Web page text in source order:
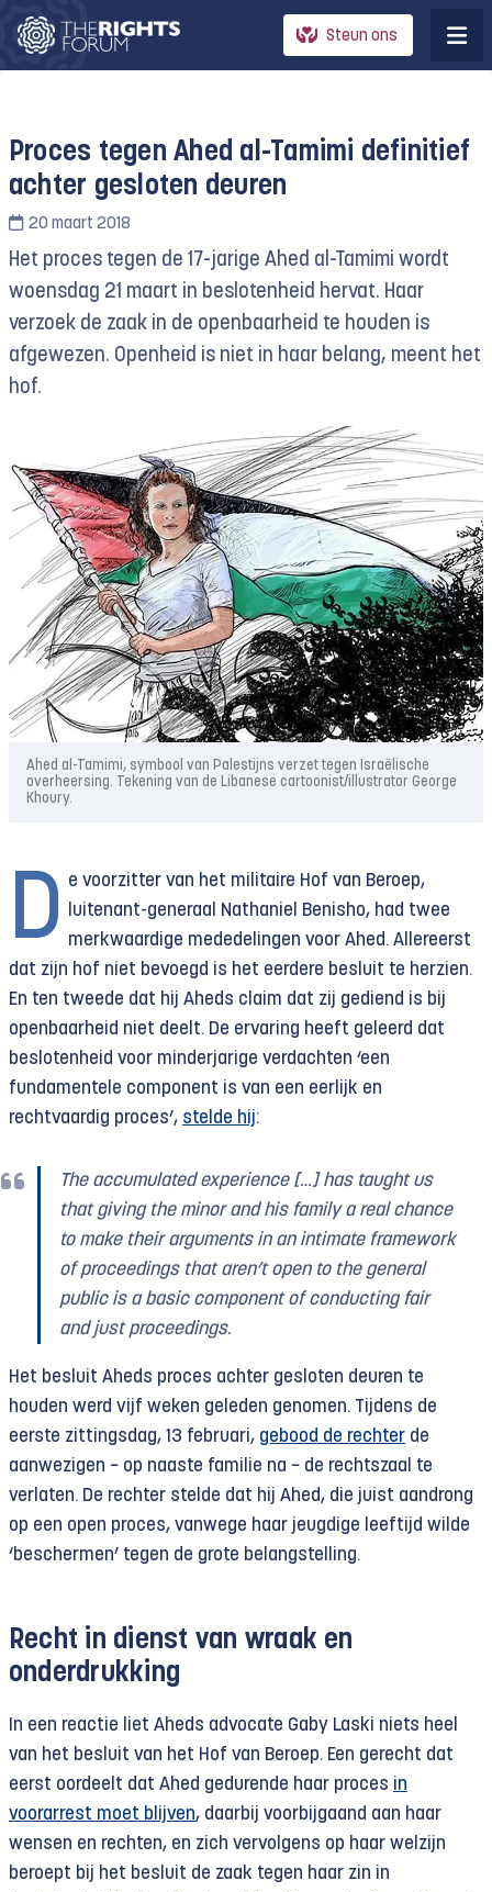
Steun ons
Proces tegen Ahed al-Tamimi definitief
achter gesloten deuren
20 maart 2018
Het proces tegen de 17-jarige Ahed al-Tamimi wordt
woensdag 21 maart in beslotenheid hervat. Haar
verzoek de zaak in de openbaarheid te houden is
afgewezen. Openheid is niet in haar belang, meent het
hof.
Ahed al-Tamimi, symbool van Palestijns verzet tegen Israëlische
overheersing. Tekening van de Libanese cartoonist/illustrator George
Khoury.
D e voorzitter van het militaire Hof van Beroep,
luitenant-generaal Nathaniel Benisho, had twee
merkwaardige mededelingen voor Ahed. Allereerst
dat zijn hof niet bevoegd is het eerdere besluit te herzien.
En ten tweede dat hij Aheds claim dat zij gediend is bij
openbaarheid niet deelt. De ervaring heeft geleerd dat
beslotenheid voor minderjarige verdachten ‘een
fundamentele component is van een eerlijk en
rechtvaardig proces’, stelde hij:
The accumulated experience[…] has taught us
that giving the minor and his family a real chance
to make their arguments in an intimate framework
of proceedings that aren’t open to the general
public is a basic component of conducting fair
and just proceedings.
Het besluit Aheds proces achter gesloten deuren te
houden werd vijf weken geleden genomen. Tijdens de
eerste zittingsdag, 13 februari, gebood de rechter de
aanwezigen − op naaste familie na − de rechtszaal te
verlaten. De rechter stelde dat hij Ahed, die juist aandrong
op een open proces, vanwege haar jeugdige leeftijd wilde
‘beschermen’ tegen de grote belangstelling.
Recht in dienst van wraak en
onderdrukking
In een reactie liet Aheds advocate Gaby Laski niets heel
van het besluit van het Hof van Beroep. Een gerecht dat
eerst oordeelt dat Ahed gedurende haar proces in
voorarrest moet blijven, daarbij voorbijgaand aan haar
wensen en rechten, en zich vervolgens op haar welzijn
beroept bij het besluit de zaak tegen haar zin in